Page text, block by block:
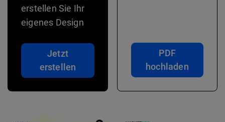
erstellen Sie Ihr
eigenes Design
Jetzt
erstellen
PDF
hochladen